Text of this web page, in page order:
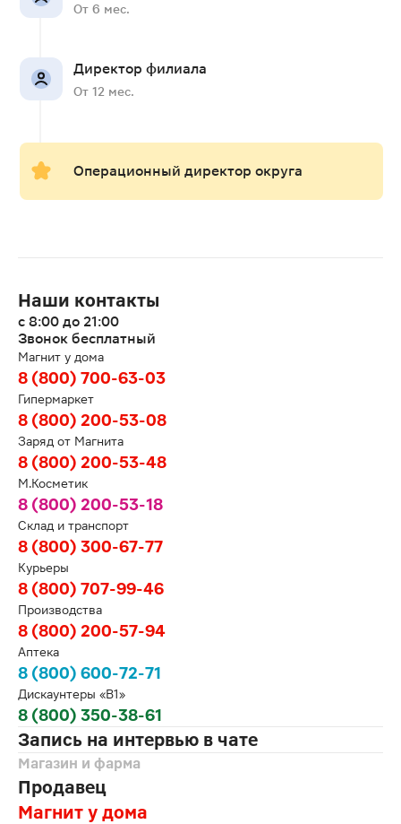
От 6 мес.
Директор филиала
От 12 мес.
Операционный директор округа
Наши контакты
с 8:00 до 21:00
Звонок бесплатный
Магнит у дома
8 (800) 700-63-03
Гипермаркет
8 (800) 200-53-08
Заряд от Магнита
8 (800) 200-53-48
М.Косметик
8 (800) 200-53-18
Склад и транспорт
8 (800) 300-67-77
Курьеры
8 (800) 707-99-46
Производства
8 (800) 200-57-94
Аптека
8 (800) 600-72-71
Дискаунтеры «В1»
8 (800) 350-38-61
Запись на интервью в чате
Магазин и фарма
Продавец
Магнит у дома